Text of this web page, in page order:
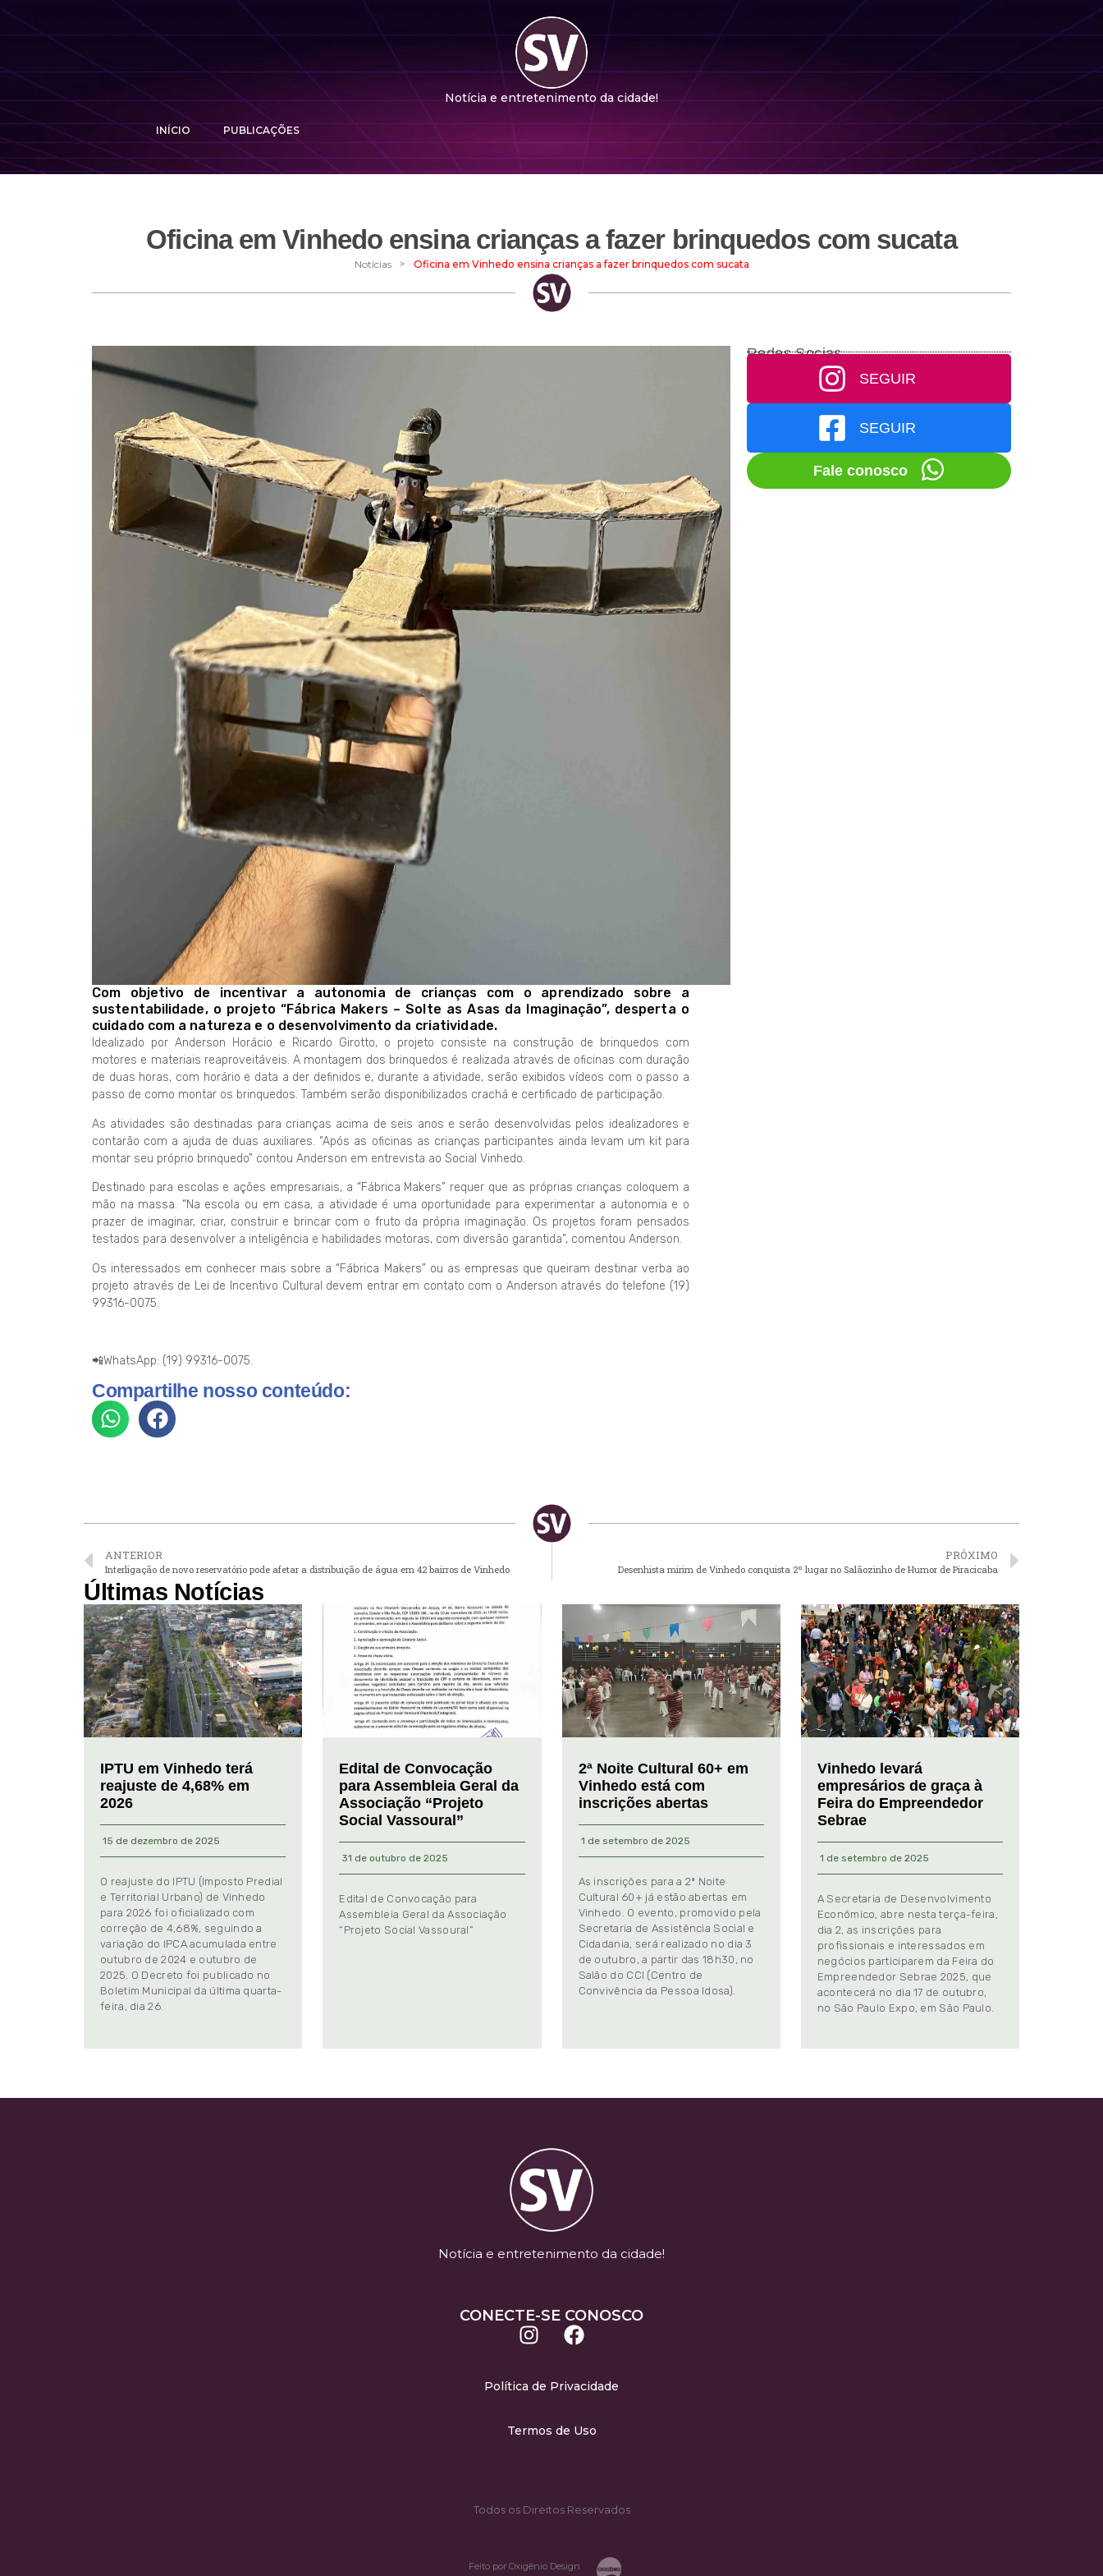
Notícia e entretenimento da cidade!
INÍCIO PUBLICAÇÕES
Oficina em Vinhedo ensina crianças a fazer brinquedos com sucata
Notícias > Oficina em Vinhedo ensina crianças a fazer brinquedos com sucata
Com objetivo de incentivar a autonomia de crianças com o aprendizado sobre a
sustentabilidade, o projeto “Fábrica Makers – Solte as Asas da Imaginação”, desperta o
cuidado com a natureza e o desenvolvimento da criatividade.
Idealizado por Anderson Horácio e Ricardo Girotto, o projeto consiste na construção de brinquedos com
motores e materiais reaproveitáveis. A montagem dos brinquedos é realizada através de oficinas com duração
de duas horas, com horário e data a der definidos e, durante a atividade, serão exibidos vídeos com o passo a
passo de como montar os brinquedos. Também serão disponibilizados crachá e certificado de participação.
As atividades são destinadas para crianças acima de seis anos e serão desenvolvidas pelos idealizadores e
contarão com a ajuda de duas auxiliares. “Após as oficinas as crianças participantes ainda levam um kit para
montar seu próprio brinquedo” contou Anderson em entrevista ao Social Vinhedo.
Destinado para escolas e ações empresariais, a “Fábrica Makers” requer que as próprias crianças coloquem a
mão na massa. “Na escola ou em casa, a atividade é uma oportunidade para experimentar a autonomia e o
prazer de imaginar, criar, construir e brincar com o fruto da própria imaginação. Os projetos foram pensados
testados para desenvolver a inteligência e habilidades motoras, com diversão garantida”, comentou Anderson.
Os interessados em conhecer mais sobre a “Fábrica Makers” ou as empresas que queiram destinar verba ao
projeto através de Lei de Incentivo Cultural devem entrar em contato com o Anderson através do telefone (19)
99316-0075.
📲WhatsApp: (19) 99316-0075.
Compartilhe nosso conteúdo:
Redes Socias
SEGUIR
SEGUIR
Fale conosco
ANTERIOR
Interligação de novo reservatório pode afetar a distribuição de água em 42 bairros de Vinhedo
PRÓXIMO
Desenhista mirim de Vinhedo conquista 2º lugar no Salãozinho de Humor de Piracicaba
Últimas Notícias
IPTU em Vinhedo terá
reajuste de 4,68% em
2026
15 de dezembro de 2025
O reajuste do IPTU (Imposto Predial
e Territorial Urbano) de Vinhedo
para 2026 foi oficializado com
correção de 4,68%, seguindo a
variação do IPCA acumulada entre
outubro de 2024 e outubro de
2025. O Decreto foi publicado no
Boletim Municipal da última quarta-
feira, dia 26.
Edital de Convocação
para Assembleia Geral da
Associação “Projeto
Social Vassoural”
31 de outubro de 2025
Edital de Convocação para
Assembleia Geral da Associação
“Projeto Social Vassoural”
2ª Noite Cultural 60+ em
Vinhedo está com
inscrições abertas
1 de setembro de 2025
As inscrições para a 2ª Noite
Cultural 60+ já estão abertas em
Vinhedo. O evento, promovido pela
Secretaria de Assistência Social e
Cidadania, será realizado no dia 3
de outubro, a partir das 18h30, no
Salão do CCI (Centro de
Convivência da Pessoa Idosa).
Vinhedo levará
empresários de graça à
Feira do Empreendedor
Sebrae
1 de setembro de 2025
A Secretaria de Desenvolvimento
Econômico, abre nesta terça-feira,
dia 2, as inscrições para
profissionais e interessados em
negócios participarem da Feira do
Empreendedor Sebrae 2025, que
acontecerá no dia 17 de outubro,
no São Paulo Expo, em São Paulo.
Notícia e entretenimento da cidade!
CONECTE-SE CONOSCO
Política de Privacidade
Termos de Uso
Todos os Direitos Reservados
Feito por Oxigênio Design